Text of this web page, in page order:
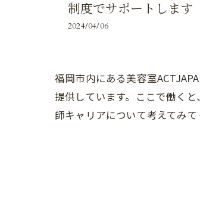
制度でサポートします
2024/04/06
福岡市内にある美容室
提供しています。ここで働く
師キャリアについて考えてみて